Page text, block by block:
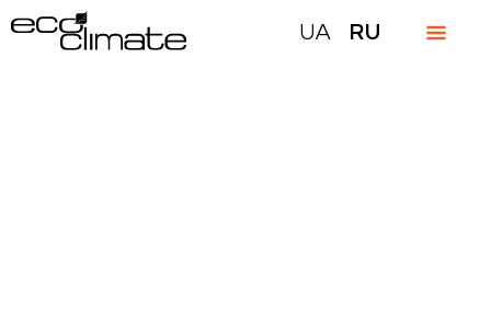
UA RU